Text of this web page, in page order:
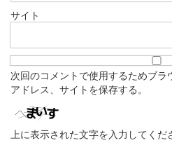
サイト
次回のコメントで使用するためブ
アドレス、サイトを保存する。
上に表示された文字を入力してくだ